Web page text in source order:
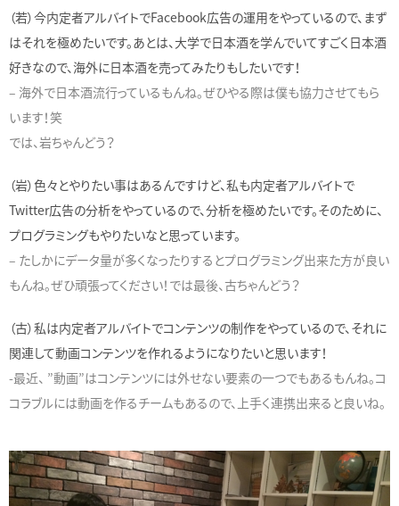
（若）今内定者アルバイトでFacebook広告の運用をやっているので、まず
はそれを極めたいです。あとは、大学で日本酒を学んでいてすごく日本酒
好きなので、海外に日本酒を売ってみたりもしたいです！
– 海外で日本酒流行っているもんね。ぜひやる際は僕も協力させてもら
います！笑
では、岩ちゃんどう？
（岩）色々とやりたい事はあるんですけど、私も内定者アルバイトで
Twitter広告の分析をやっているので、分析を極めたいです。そのために、
プログラミングもやりたいなと思っています。
– たしかにデータ量が多くなったりするとプログラミング出来た方が良い
もんね。ぜひ頑張ってください！では最後、古ちゃんどう？
（古）私は内定者アルバイトでコンテンツの制作をやっているので、それに
関連して動画コンテンツを作れるようになりたいと思います！
-最近、 ”動画”はコンテンツには外せない要素の一つでもあるもんね。コ
コラブルには動画を作るチームもあるので、上手く連携出来ると良いね。